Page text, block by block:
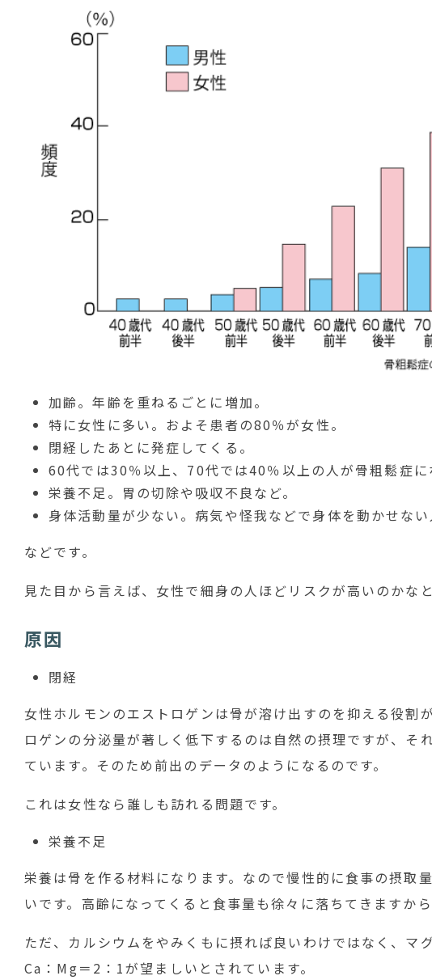
加齢。年齢を重ねるごとに増加。
特に女性に多い。およそ患者の80％が女性。
閉経したあとに発症してくる。
60代では30％以上、70代では40％以上の人が骨粗鬆症に
栄養不足。胃の切除や吸収不良など。
身体活動量が少ない。病気や怪我などで身体を動かせない
などです。
見た目から言えば、女性で細身の人ほどリスクが高いのかなと
原因
閉経
女性ホルモンのエストロゲンは骨が溶け出すのを抑える役割
ロゲンの分泌量が著しく低下するのは自然の摂理ですが、そ
ています。そのため前出のデータのようになるのです。
これは女性なら誰しも訪れる問題です。
栄養不足
栄養は骨を作る材料になります。なので慢性的に食事の摂取
いです。高齢になってくると食事量も徐々に落ちてきますから
ただ、カルシウムをやみくもに摂れば良いわけではなく、マ
Ca：Mg＝2：1が望ましいとされています。